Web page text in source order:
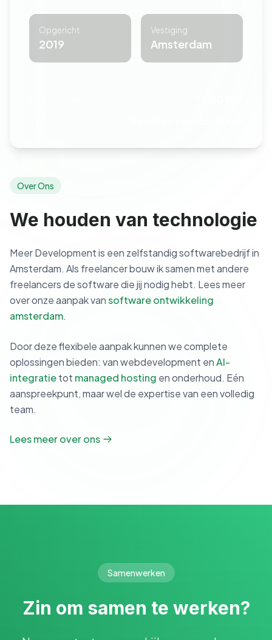
Opgericht
2019
Vestiging
Amsterdam
Over Ons
We houden van technologie
Meer Development is een zelfstandig softwarebedrijf in
Amsterdam. Als freelancer bouw ik samen met andere
freelancers de software die jij nodig hebt. Lees meer
over onze aanpak vansoftware ontwikkeling
amsterdam.
Door deze flexibele aanpak kunnen we complete
oplossingen bieden: van webdevelopment enAI-
integratietot managed hosting en onderhoud. Eén
aanspreekpunt, maar wel de expertise van een volledig
team.
Lees meer over ons
Samenwerken
Zin om samen te werken?